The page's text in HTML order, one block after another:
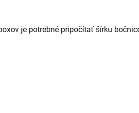
je potrebné pripočítať šírku